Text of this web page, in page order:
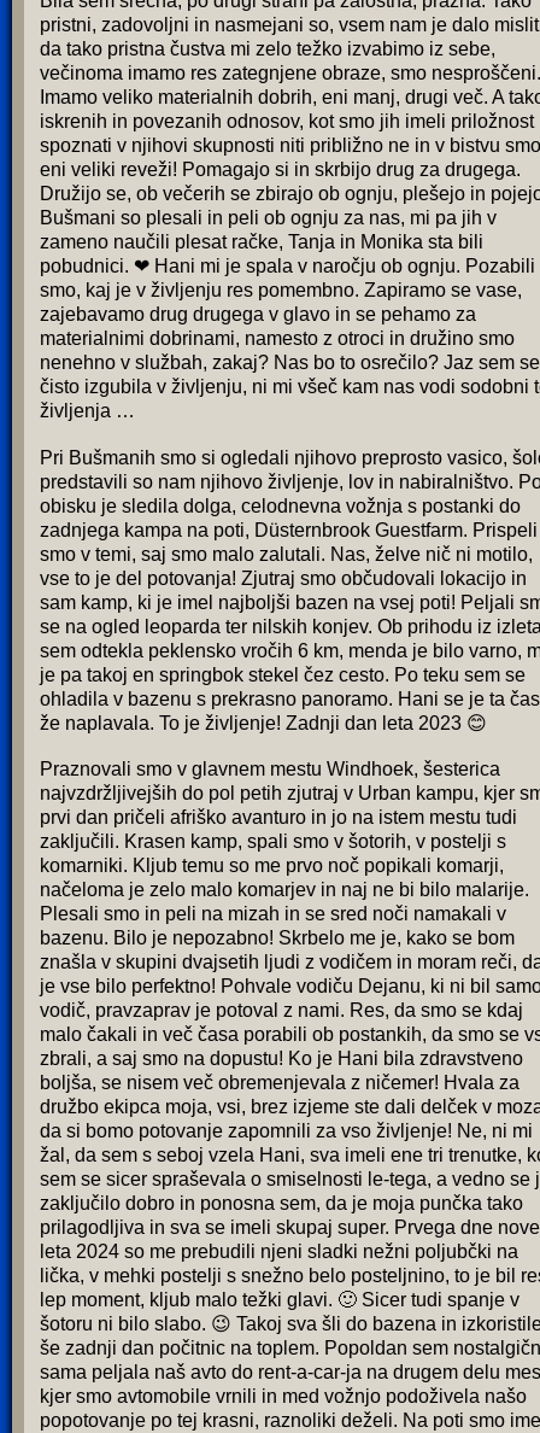
pristni, zadovoljni in nasmejani so, vsem nam je dalo
da tako pristna čustva mi zelo težko izvabimo iz sebe,
večinoma imamo res zategnjene obraze, smo nesproščeni.
Imamo veliko materialnih dobrih, eni manj, drugi več. A
iskrenih in povezanih odnosov, kot smo jih imeli priložnost
spoznati v njihovi skupnosti niti približno ne in v bistvu smo
eni veliki reveži! Pomagajo si in skrbijo drug za drugega.
Družijo se, ob večerih se zbirajo ob ognju, plešejo in
Bušmani so plesali in peli ob ognju za nas, mi pa jih v
zameno naučili plesat račke, Tanja in Monika sta bili
pobudnici. ❤ Hani mi je spala v naročju ob ognju. Pozabili
smo, kaj je v življenju res pomembno. Zapiramo se vase,
zajebavamo drug drugega v glavo in se pehamo za
materialnimi dobrinami, namesto z otroci in družino smo
nenehno v službah, zakaj? Nas bo to osrečilo? Jaz sem se
čisto izgubila v življenju, ni mi všeč kam nas vodi sodobni
življenja …
Pri Bušmanih smo si ogledali njihovo preprosto vasico,
predstavili so nam njihovo življenje, lov in nabiralništvo.
obisku je sledila dolga, celodnevna vožnja s postanki do
zadnjega kampa na poti, Düsternbrook Guestfarm. Prispeli
smo v temi, saj smo malo zalutali. Nas, želve nič ni motilo,
vse to je del potovanja! Zjutraj smo občudovali lokacijo in
sam kamp, ki je imel najboljši bazen na vsej poti! Peljali
se na ogled leoparda ter nilskih konjev. Ob prihodu iz
sem odtekla peklensko vročih 6 km, menda je bilo varno,
je pa takoj en springbok stekel čez cesto. Po teku sem se
ohladila v bazenu s prekrasno panoramo. Hani se je ta čas
že naplavala. To je življenje! Zadnji dan leta 2023 😊
Praznovali smo v glavnem mestu Windhoek, šesterica
najvzdržljivejših do pol petih zjutraj v Urban kampu, kjer
prvi dan pričeli afriško avanturo in jo na istem mestu tudi
zaključili. Krasen kamp, spali smo v šotorih, v postelji s
komarniki. Kljub temu so me prvo noč popikali komarji,
načeloma je zelo malo komarjev in naj ne bi bilo malarije.
Plesali smo in peli na mizah in se sred noči namakali v
bazenu. Bilo je nepozabno! Skrbelo me je, kako se bom
znašla v skupini dvajsetih ljudi z vodičem in moram reči,
je vse bilo perfektno! Pohvale vodiču Dejanu, ki ni bil
vodič, pravzaprav je potoval z nami. Res, da smo se kdaj
malo čakali in več časa porabili ob postankih, da smo se
zbrali, a saj smo na dopustu! Ko je Hani bila zdravstveno
boljša, se nisem več obremenjevala z ničemer! Hvala za
družbo ekipca moja, vsi, brez izjeme ste dali delček v
da si bomo potovanje zapomnili za vso življenje! Ne, ni mi
žal, da sem s seboj vzela Hani, sva imeli ene tri trenutke,
sem se sicer spraševala o smiselnosti le-tega, a vedno se
zaključilo dobro in ponosna sem, da je moja punčka tako
prilagodljiva in sva se imeli skupaj super. Prvega dne
leta 2024 so me prebudili njeni sladki nežni poljubčki na
lička, v mehki postelji s snežno belo posteljnino, to je bil
lep moment, kljub malo težki glavi. 🙂 Sicer tudi spanje v
šotoru ni bilo slabo. 😉 Takoj sva šli do bazena in
še zadnji dan počitnic na toplem. Popoldan sem
sama peljala naš avto do rent-a-car-ja na drugem delu
kjer smo avtomobile vrnili in med vožnjo podoživela našo
popotovanje po tej krasni, raznoliki deželi. Na poti smo